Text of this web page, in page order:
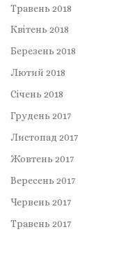
Травень 2018
Квітень 2018
Березень 2018
Лютий 2018
Січень 2018
Грудень 2017
Листопад 2017
Жовтень 2017
Вересень 2017
Червень 2017
Травень 2017